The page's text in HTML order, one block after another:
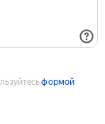
формой